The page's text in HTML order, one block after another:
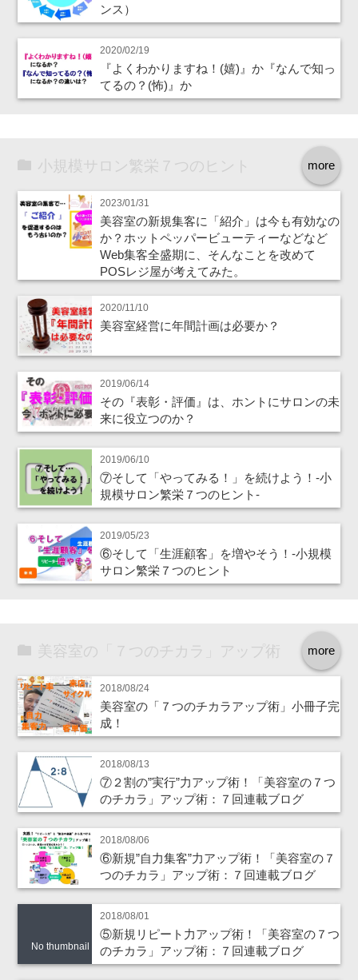
ンス）
2020/02/19
『よくわかりますね！(嬉)』か『なんで知っ
てるの？(怖)』か
more
小規模サロン繁栄７つのヒント
2023/01/31
美容室の新規集客に「紹介」は今も有効なの
か？ホットペッパービューティーなどなど
Web集客全盛期に、そんなことを改めて
POSレジ屋が考えてみた。
2020/11/10
美容室経営に年間計画は必要か？
2019/06/14
その『表彰・評価』は、ホントにサロンの未
来に役立つのか？
2019/06/10
⑦そして「やってみる！」を続けよう！‐小
規模サロン繁栄７つのヒント‐
2019/05/23
⑥そして「生涯顧客」を増やそう！‐小規模
サロン繁栄７つのヒント
more
美容室の「７つのチカラ」アップ術
2018/08/24
美容室の「７つのチカラアップ術」小冊子完
成！
2018/08/13
⑦２割の”実行”力アップ術！「美容室の７つ
のチカラ」アップ術：７回連載ブログ
2018/08/06
⑥新規”自力集客”力アップ術！「美容室の７
つのチカラ」アップ術：７回連載ブログ
No thumbnail
2018/08/01
⑤新規リピート力アップ術！「美容室の７つ
のチカラ」アップ術：７回連載ブログ